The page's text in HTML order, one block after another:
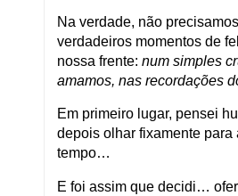
Na verdade, não
verdadeiros momentos de
nossa frente: num simples
amamos, nas recordações
Em primeiro lugar, pensei
depois olhar fixamente
tempo…
E foi assim que decidi…